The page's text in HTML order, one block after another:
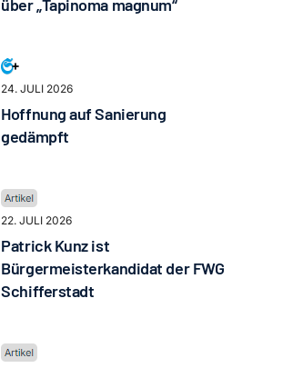
über „Tapinoma magnum“
24. JULI 2026
Hoffnung auf Sanierung
gedämpft
22. JULI 2026
Patrick Kunz ist
Bürgermeisterkandidat der FWG
Schifferstadt